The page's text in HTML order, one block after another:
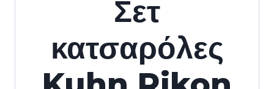
Σετ
κατσαρόλες